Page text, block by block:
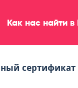
Как нас найти
сертификат